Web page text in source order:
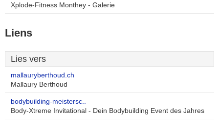
Xplode-Fitness Monthey - Galerie
Liens
Lies vers
mallauryberthoud.ch
Mallaury Berthoud
bodybuilding-meistersc..
Body-Xtreme Invitational - Dein Bodybuilding Event des Jahres